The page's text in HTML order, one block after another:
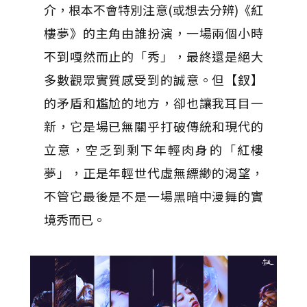
介，根本不會特別注意(或想去分辨)《紅
樓夢》的主角由誰扮演，一場兩個小時
不到嘎然而止的「秀」，最終還是絕大
多數觀眾實質感受到的誠意。但【釵】
的矛盾和尷尬的地方，卻也讓我耳目一
新，它是場已無關乎打破傳統和現代的
立意，空乏到剩下年輕肉身的「紅樓
夢」，正是年輕世代虛無縹緲的渴望，
不管它最後是不是一場黑暗中漫舞的實
境秀而已。